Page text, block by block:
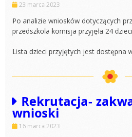
23 marca 2023
Po analizie wniosków dotyczących
przedszkola komisja przyjęła 24
Lista dzieci przyjętych jest dostępna
Rekrutacja-
wnioski
16 marca 2023